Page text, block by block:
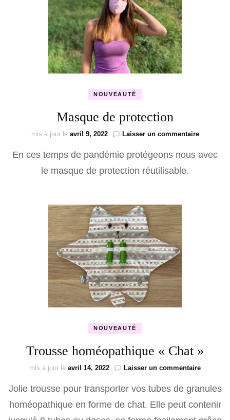
NOUVEAUTÉ
Masque de protection
mis à jour le avril 9, 2022 Laisser un commentairesur
de
En ces temps de pandémie protégeons nous avec
le masque de protection réutilisable.
NOUVEAUTÉ
Trousse homéopathique « Chat »
mis à jour le avril 14, 2022 Laisser un commentairesur
Jolie trousse pour transporter vos tubes de granules
homéopathique en forme de chat. Elle peut contenir